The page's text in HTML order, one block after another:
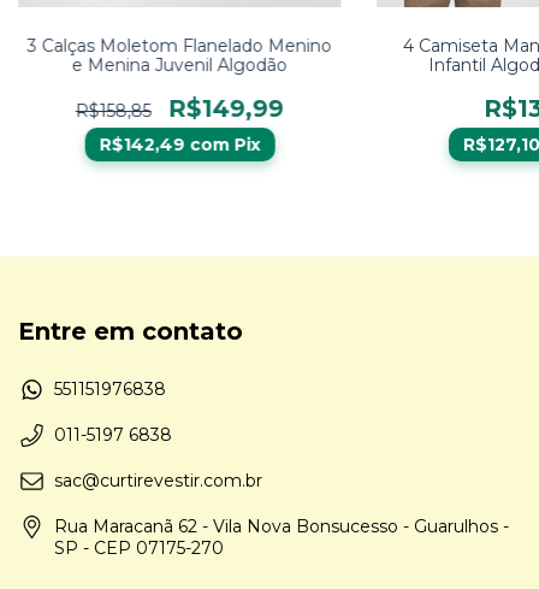
3 Calças Moletom Flanelado Menino
e Menina Juvenil Algodão
R$158,85 R$149,99
R$142,49 com Pix
4 Camiseta
Infantil
Entre em contato
551151976838
011-5197 6838
sac@curtirevestir.com.br
Rua Maracanã 62 - Vila Nova Bonsucesso - Guarulhos -
SP - CEP 07175-270